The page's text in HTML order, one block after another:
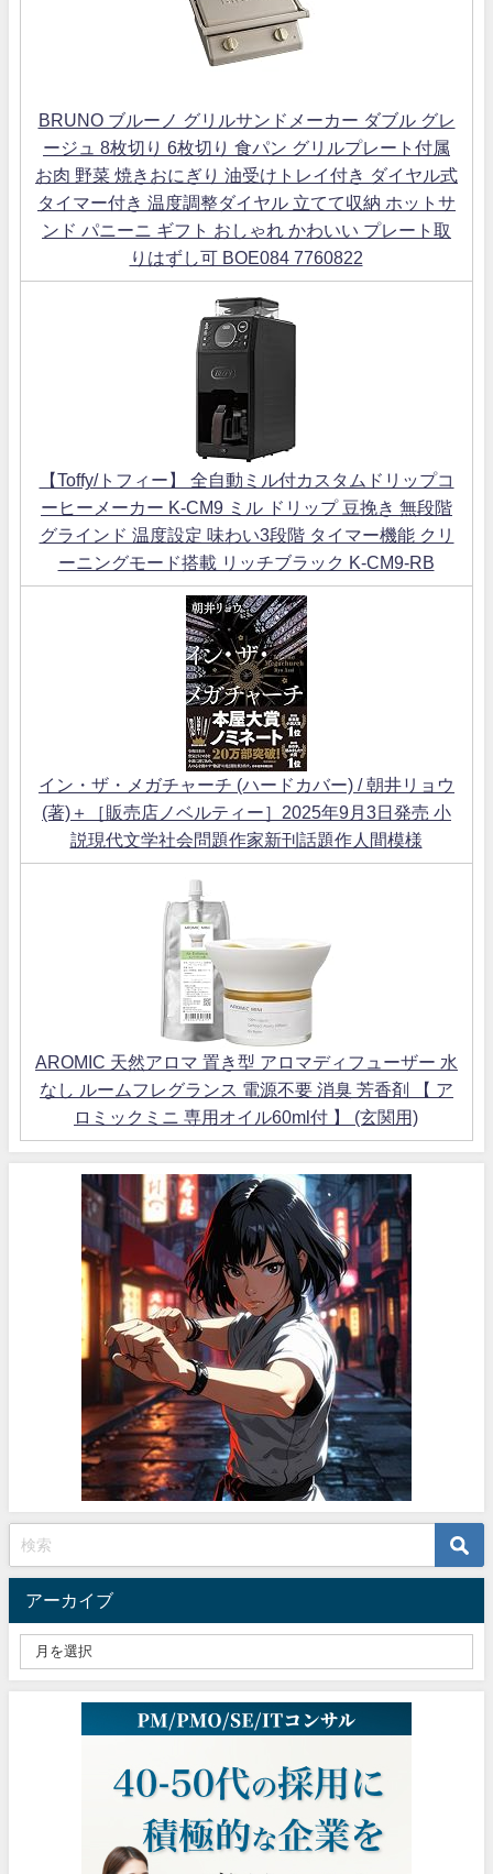
BRUNO ブルーノ グリルサンドメーカー ダブル グレ
ージュ 8枚切り 6枚切り 食パン グリルプレート付属
お肉 野菜 焼きおにぎり 油受けトレイ付き ダイヤル式
タイマー付き 温度調整ダイヤル 立てて収納 ホットサ
ンド パニーニ ギフト おしゃれ かわいい プレート取
りはずし可 BOE084 7760822
【Toffy/トフィー】 全自動ミル付カスタムドリップコ
ーヒーメーカー K-CM9 ミル ドリップ 豆挽き 無段階
グラインド 温度設定 味わい3段階 タイマー機能 クリ
ーニングモード搭載 リッチブラック K-CM9-RB
イン・ザ・メガチャーチ (ハードカバー) / 朝井リョウ
(著)＋［販売店ノベルティー］2025年9月3日発売 小
説現代文学社会問題作家新刊話題作人間模様
AROMIC 天然アロマ 置き型 アロマディフューザー 水
なし ルームフレグランス 電源不要 消臭 芳香剤 【 ア
ロミックミニ 専用オイル60ml付 】 (玄関用)
アーカイブ